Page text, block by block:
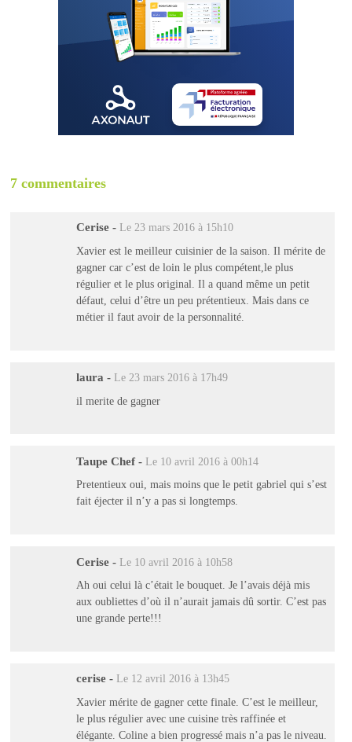
7 commentaires
Cerise - Le 23 mars 2016 à 15h10
Xavier est le meilleur cuisinier de la saison. Il mérite de
gagner car c’est de loin le plus compétent,le plus
régulier et le plus original. Il a quand même un petit
défaut, celui d’être un peu prétentieux. Mais dans ce
métier il faut avoir de la personnalité.
laura - Le 23 mars 2016 à 17h49
il merite de gagner
Taupe Chef - Le 10 avril 2016 à 00h14
Pretentieux oui, mais moins que le petit gabriel qui s’est
fait éjecter il n’y a pas si longtemps.
Cerise - Le 10 avril 2016 à 10h58
Ah oui celui là c’était le bouquet. Je l’avais déjà mis
aux oubliettes d’où il n’aurait jamais dû sortir. C’est pas
une grande perte!!!
cerise - Le 12 avril 2016 à 13h45
Xavier mérite de gagner cette finale. C’est le meilleur,
le plus régulier avec une cuisine très raffinée et
élégante. Coline a bien progressé mais n’a pas le niveau.